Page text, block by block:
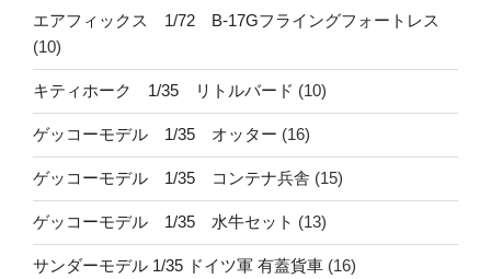
エアフィックス 1/72 B-17Gフライングフォートレス
(10)
キティホーク 1/35 リトルバード (10)
ゲッコーモデル 1/35 オッター (16)
ゲッコーモデル 1/35 コンテナ兵舎 (15)
ゲッコーモデル 1/35 水牛セット (13)
サンダーモデル 1/35 ドイツ軍 有蓋貨車 (16)